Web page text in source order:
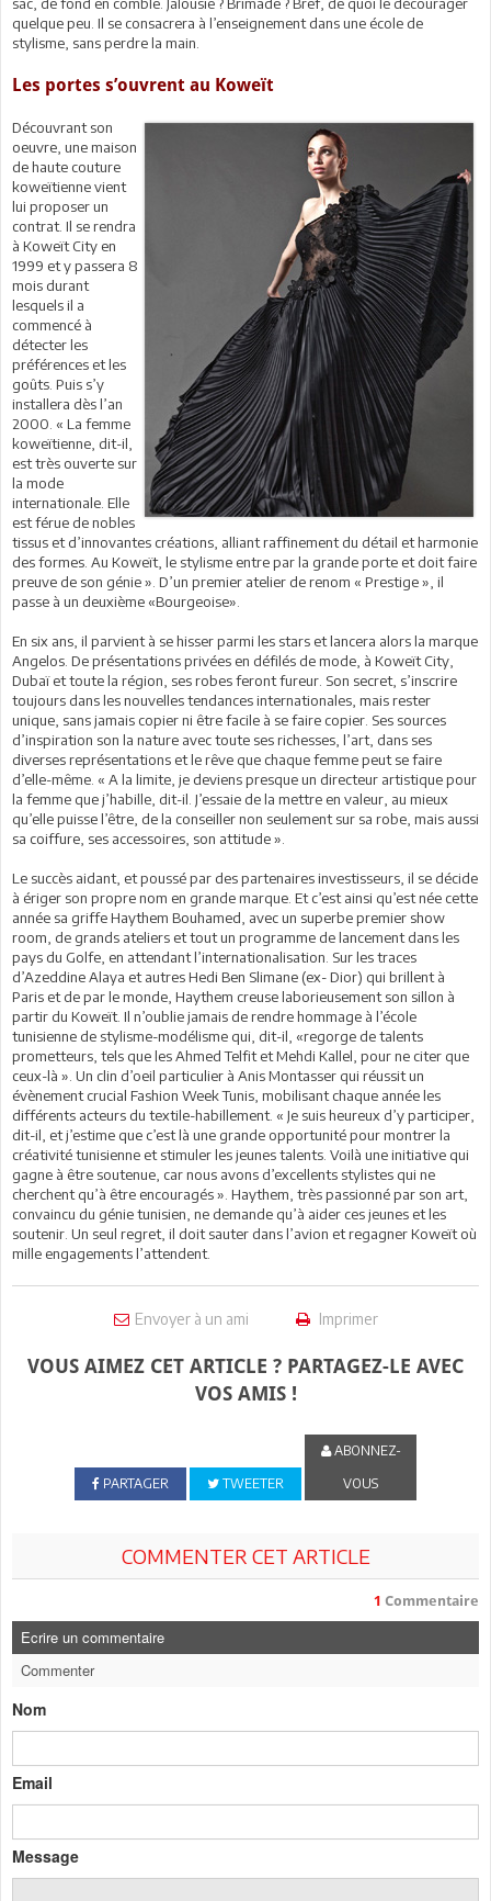
quelque peu. Il se consacrera à l’enseignement dans une école de
stylisme, sans perdre la main.
Les portes s’ouvrent au Koweït
Découvrant son
oeuvre, une maison
de haute couture
koweïtienne vient
lui proposer un
contrat. Il se rendra
à Koweït City en
1999 et y passera 8
mois durant
lesquels il a
commencé à
détecter les
préférences et les
goûts. Puis s’y
installera dès l’an
2000. « La femme
koweïtienne, dit-il,
est très ouverte sur
la mode
internationale. Elle
est férue de nobles
tissus et d’innovantes créations, alliant raffinement du détail et harmonie
des formes. Au Koweït, le stylisme entre par la grande porte et doit faire
preuve de son génie ». D’un premier atelier de renom « Prestige », il
passe à un deuxième «Bourgeoise».
En six ans, il parvient à se hisser parmi les stars et lancera alors la marque
Angelos. De présentations privées en défilés de mode, à Koweït City,
Dubaï et toute la région, ses robes feront fureur. Son secret, s’inscrire
toujours dans les nouvelles tendances internationales, mais rester
unique, sans jamais copier ni être facile à se faire copier. Ses sources
d’inspiration son la nature avec toute ses richesses, l’art, dans ses
diverses représentations et le rêve que chaque femme peut se faire
d’elle-même. « A la limite, je deviens presque un directeur artistique pour
la femme que j’habille, dit-il. J’essaie de la mettre en valeur, au mieux
qu’elle puisse l’être, de la conseiller non seulement sur sa robe, mais aussi
sa coiffure, ses accessoires, son attitude ».
Le succès aidant, et poussé par des partenaires investisseurs, il se décide
à ériger son propre nom en grande marque. Et c’est ainsi qu’est née cette
année sa griffe Haythem Bouhamed, avec un superbe premier show
room, de grands ateliers et tout un programme de lancement dans les
pays du Golfe, en attendant l’internationalisation. Sur les traces
d’Azeddine Alaya et autres Hedi Ben Slimane (ex- Dior) qui brillent à
Paris et de par le monde, Haythem creuse laborieusement son sillon à
partir du Koweït. Il n’oublie jamais de rendre hommage à l’école
tunisienne de stylisme-modélisme qui, dit-il, «regorge de talents
prometteurs, tels que les Ahmed Telfit et Mehdi Kallel, pour ne citer que
ceux-là ». Un clin d’oeil particulier à Anis Montasser qui réussit un
évènement crucial Fashion Week Tunis, mobilisant chaque année les
différents acteurs du textile-habillement. « Je suis heureux d’y participer,
dit-il, et j’estime que c’est là une grande opportunité pour montrer la
créativité tunisienne et stimuler les jeunes talents. Voilà une initiative qui
gagne à être soutenue, car nous avons d’excellents stylistes qui ne
cherchent qu’à être encouragés ». Haythem, très passionné par son art,
convaincu du génie tunisien, ne demande qu’à aider ces jeunes et les
soutenir. Un seul regret, il doit sauter dans l’avion et regagner Koweït où
mille engagements l’attendent.
Envoyer à un ami Imprimer
VOUS AIMEZ CET ARTICLE ? PARTAGEZ-LE AVEC
VOS AMIS !
PARTAGER TWEETER
ABONNEZ-
VOUS
COMMENTER CET ARTICLE
1 Commentaire
Ecrire un commentaire
Commenter
Nom
Email
Message